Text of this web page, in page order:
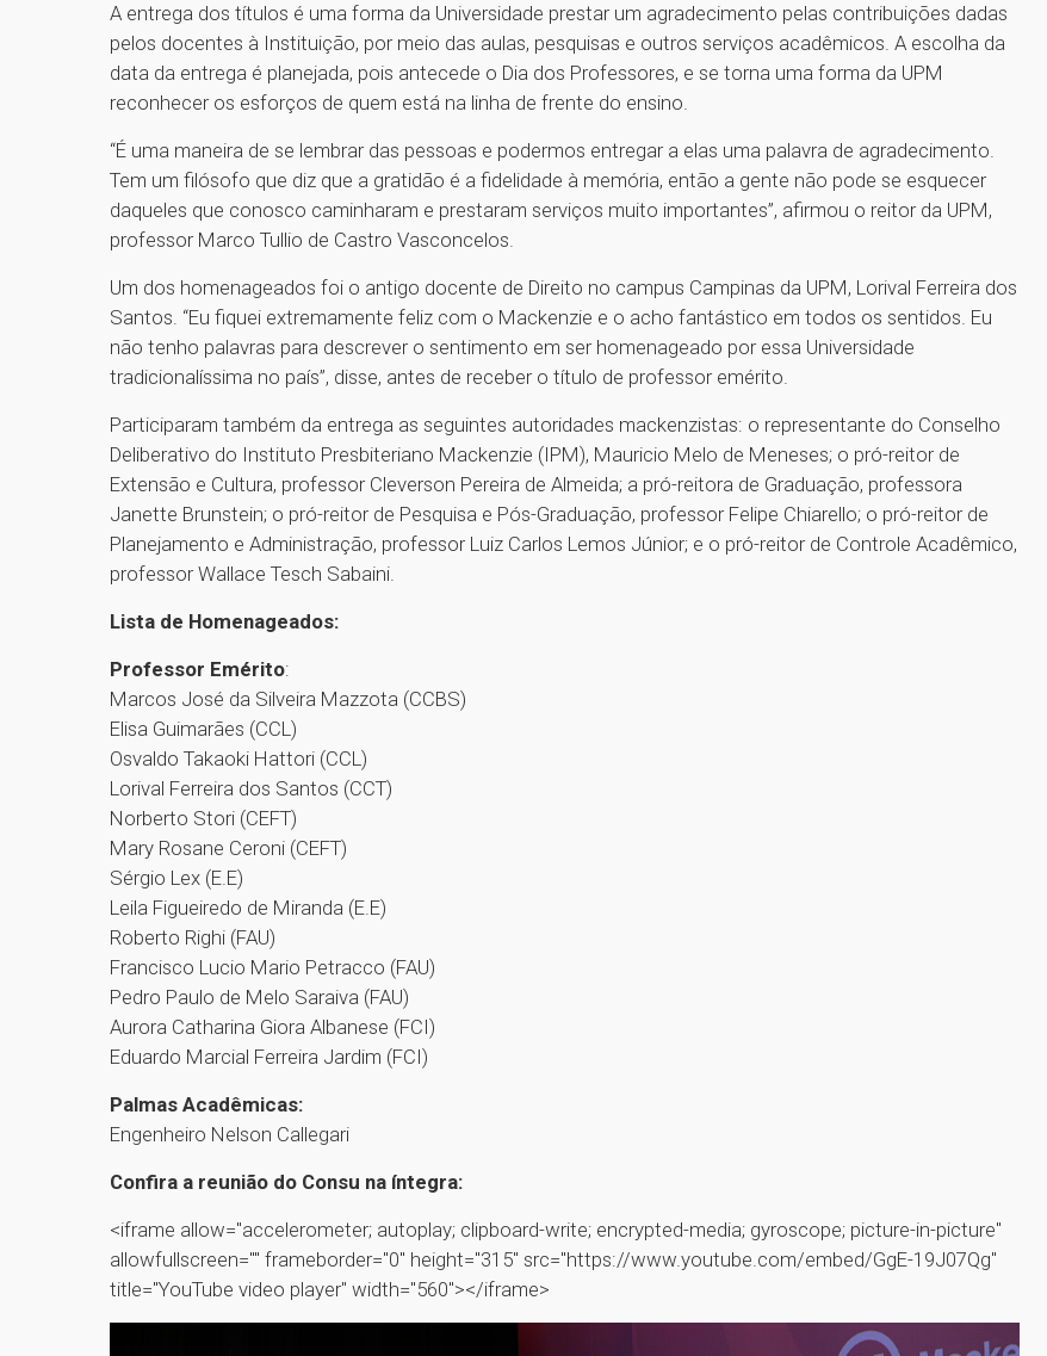
A entrega dos títulos é uma forma da Universidade prestar um agradecimento pelas contribuições dadas
pelos docentes à Instituição, por meio das aulas, pesquisas e outros serviços acadêmicos. A escolha da
data da entrega é planejada, pois antecede o Dia dos Professores, e se torna uma forma da UPM
reconhecer os esforços de quem está na linha de frente do ensino.
“É uma maneira de se lembrar das pessoas e podermos entregar a elas uma palavra de agradecimento.
Tem um filósofo que diz que a gratidão é a fidelidade à memória, então a gente não pode se esquecer
daqueles que conosco caminharam e prestaram serviços muito importantes”, afirmou o reitor da UPM,
professor Marco Tullio de Castro Vasconcelos.
Um dos homenageados foi o antigo docente de Direito no campus Campinas da UPM, Lorival Ferreira dos
Santos. “Eu fiquei extremamente feliz com o Mackenzie e o acho fantástico em todos os sentidos. Eu
não tenho palavras para descrever o sentimento em ser homenageado por essa Universidade
tradicionalíssima no país”, disse, antes de receber o título de professor emérito.
Participaram também da entrega as seguintes autoridades mackenzistas: o representante do Conselho
Deliberativo do Instituto Presbiteriano Mackenzie (IPM), Mauricio Melo de Meneses; o pró-reitor de
Extensão e Cultura, professor Cleverson Pereira de Almeida; a pró-reitora de Graduação, professora
Janette Brunstein; o pró-reitor de Pesquisa e Pós-Graduação, professor Felipe Chiarello; o pró-reitor de
Planejamento e Administração, professor Luiz Carlos Lemos Júnior; e o pró-reitor de Controle Acadêmico,
professor Wallace Tesch Sabaini.
Lista de Homenageados:
Professor Emérito:
Marcos José da Silveira Mazzota (CCBS)
Elisa Guimarães (CCL)
Osvaldo Takaoki Hattori (CCL)
Lorival Ferreira dos Santos (CCT)
Norberto Stori (CEFT)
Mary Rosane Ceroni (CEFT)
Sérgio Lex (E.E)
Leila Figueiredo de Miranda (E.E)
Roberto Righi (FAU)
Francisco Lucio Mario Petracco (FAU)
Pedro Paulo de Melo Saraiva (FAU)
Aurora Catharina Giora Albanese (FCI)
Eduardo Marcial Ferreira Jardim (FCI)
Palmas Acadêmicas:
Engenheiro Nelson Callegari
Confira a reunião do Consu na íntegra:
<iframe allow="accelerometer; autoplay; clipboard-write; encrypted-media; gyroscope; picture-in-picture"
allowfullscreen="" frameborder="0" height="315" src="https://www.youtube.com/embed/GgE-19J07Qg"
title="YouTube video player" width="560"></iframe>